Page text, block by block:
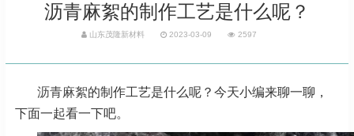
沥青麻絮的制作工艺是什么呢？
山东茂隆新材料 2023-03-09 2597
沥青麻絮的制作工艺是什么呢？今天小编来聊一聊，
下面一起看一下吧。